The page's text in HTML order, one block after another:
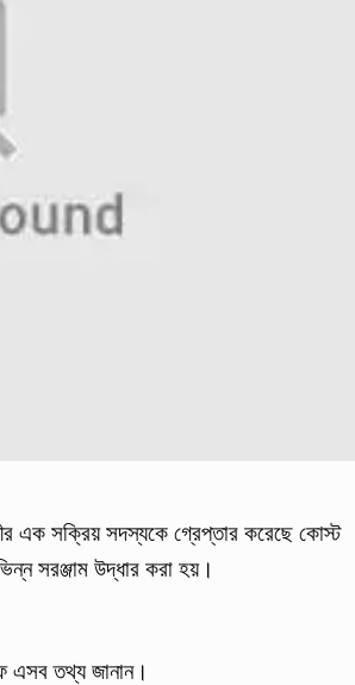
এক সক্রিয় সদস্যকে গ্রেপ্তার করেছে কোস্ট
সরঞ্জাম উদ্ধার করা হয়।
এসব তথ্য জানান।